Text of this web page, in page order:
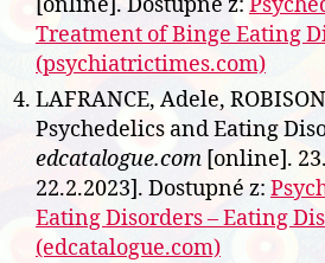
Treatment of Binge Eating
(psychiatrictimes.com)
LAFRANCE, Adele,
Psychedelics and Eating
edcatalogue.com [online].
22.2.2023]. Dostupné z:
Eating Disorders – Eating
(edcatalogue.com)